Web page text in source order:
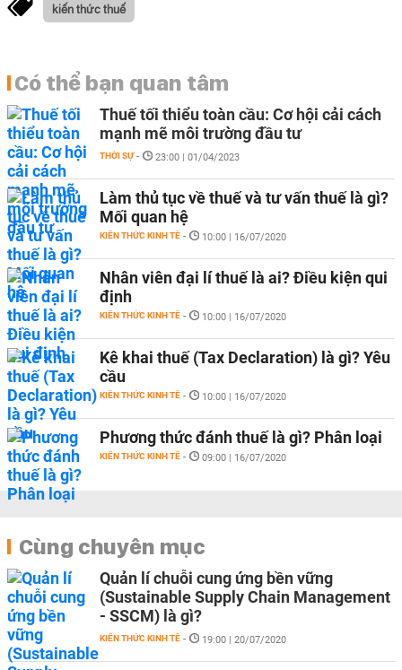
kiến thức thuế
Có thể bạn quan tâm
Thuế tối thiểu toàn cầu: Cơ hội cải cách
mạnh mẽ môi trường đầu tư
THỜI SỰ - 23:00 | 01/04/2023
Làm thủ tục về thuế và tư vấn thuế là gì?
Mối quan hệ
KIẾN THỨC KINH TẾ - 10:00 | 16/07/2020
Nhân viên đại lí thuế là ai? Điều kiện qui
định
KIẾN THỨC KINH TẾ - 10:00 | 16/07/2020
Kê khai thuế (Tax Declaration) là gì? Yêu
cầu
KIẾN THỨC KINH TẾ - 10:00 | 16/07/2020
Phương thức đánh thuế là gì? Phân loại
KIẾN THỨC KINH TẾ - 09:00 | 16/07/2020
Cùng chuyên mục
Quản lí chuỗi cung ứng bền vững
(Sustainable Supply Chain Management
- SSCM) là gì?
KIẾN THỨC KINH TẾ - 19:00 | 20/07/2020